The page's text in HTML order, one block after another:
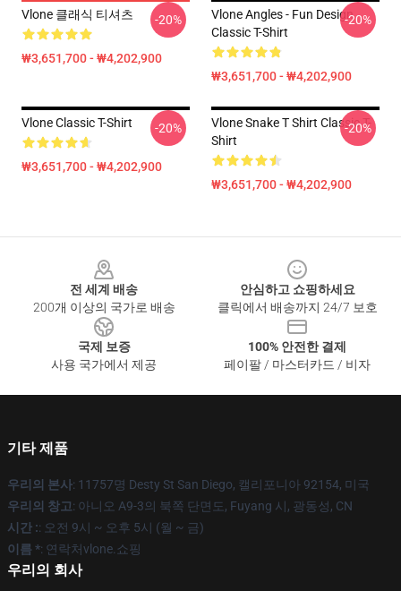
Vlone 클래식 티셔츠
₩3,651,700 - ₩4,202,900
-20%
Vlone Angles - Fun Design
Classic T-Shirt
₩3,651,700 - ₩4,202,900
-20%
Vlone Classic T-Shirt
₩3,651,700 - ₩4,202,900
-20%
Vlone Snake T Shirt Classic T-
Shirt
₩3,651,700 - ₩4,202,900
-20%
전 세계 배송
200개 이상의 국가로 배송
안심하고 쇼핑하세요
클릭에서 배송까지 24/7 보호
국제 보증
사용 국가에서 제공
100% 안전한 결제
페이팔 / 마스터카드 / 비자
기타 제품
우리의 본사: 11757명 Desty St San Diego, 캘리포니아 92154, 미국
우리의 창고: 아니오 A9-3의 북쪽 단면도, Fuyang 시, 광동성, CN
시간 :: 오전 9시 ~ 오후 5시 (월 ~ 금)
이름 *: 연락처vlone.쇼핑
우리의 회사